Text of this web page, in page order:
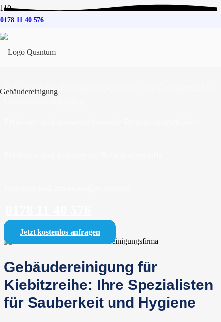
0178 11 40 576
Gebäudereinigung
Kiebitzreihe
Wir sind Ihr Reinigungspartner für fachgerechte
Gebäudereinigung
Jetzt kostenlos anfragen
Gebäudereinigung für
Kiebitzreihe: Ihre Spezialisten
für Sauberkeit und Hygiene